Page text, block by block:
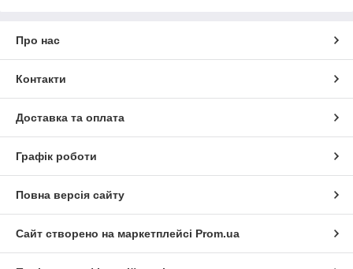
Про нас
Контакти
Доставка та оплата
Графік роботи
Повна версія сайту
Сайт створено на маркетплейсі Prom.ua